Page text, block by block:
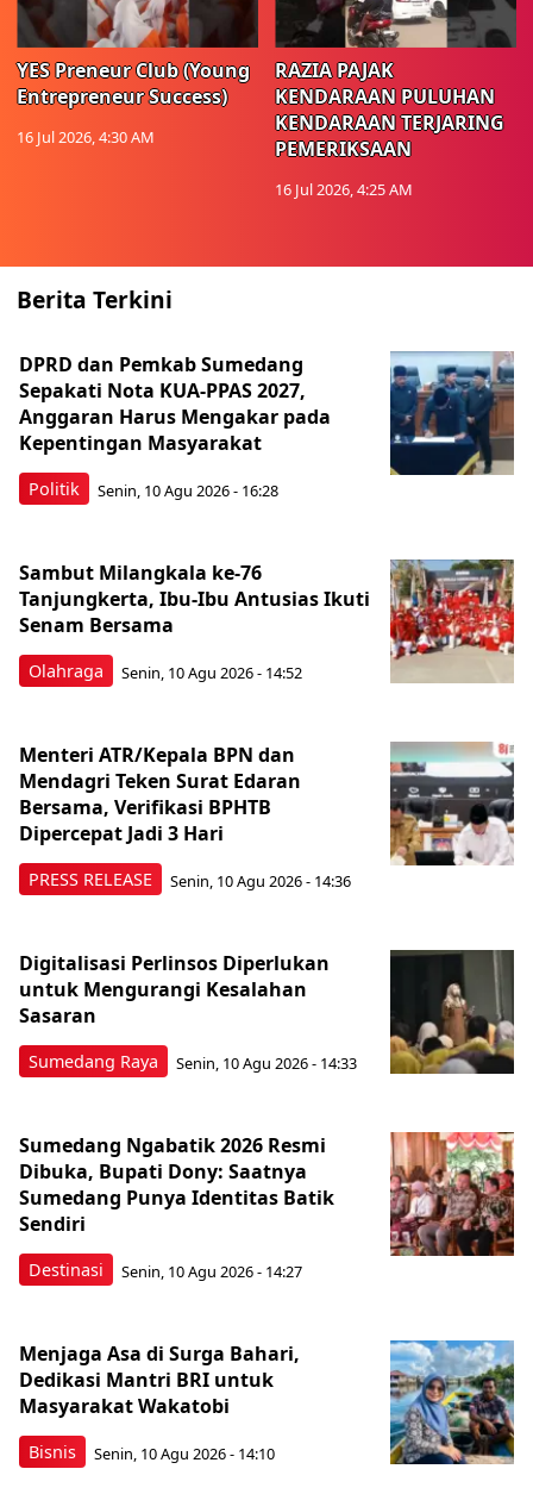
YES Preneur Club (Young
Entrepreneur Success)
16 Jul 2026, 4:30 AM
RAZIA PAJAK
KENDARAAN PULUHAN
KENDARAAN TERJARING
PEMERIKSAAN
16 Jul 2026, 4:25 AM
Berita Terkini
Politik
DPRD dan Pemkab Sumedang
Sepakati Nota KUA-PPAS 2027,
Anggaran Harus Mengakar pada
Kepentingan Masyarakat
Senin, 10 Agu 2026 - 16:28
Olahraga
Sambut Milangkala ke-76
Tanjungkerta, Ibu-Ibu Antusias Ikuti
Senam Bersama
Senin, 10 Agu 2026 - 14:52
PRESS RELEASE
Menteri ATR/Kepala BPN dan
Mendagri Teken Surat Edaran
Bersama, Verifikasi BPHTB
Dipercepat Jadi 3 Hari
Senin, 10 Agu 2026 - 14:36
Sumedang Raya
Digitalisasi Perlinsos Diperlukan
untuk Mengurangi Kesalahan
Sasaran
Senin, 10 Agu 2026 - 14:33
Destinasi
Sumedang Ngabatik 2026 Resmi
Dibuka, Bupati Dony: Saatnya
Sumedang Punya Identitas Batik
Sendiri
Senin, 10 Agu 2026 - 14:27
Bisnis
Menjaga Asa di Surga Bahari,
Dedikasi Mantri BRI untuk
Masyarakat Wakatobi
Senin, 10 Agu 2026 - 14:10